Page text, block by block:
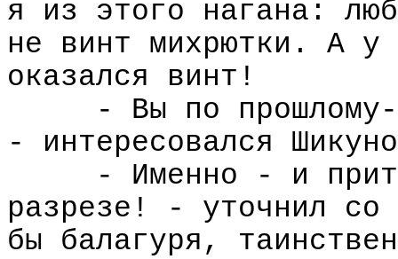
я из этого нагана:
не винт михрютки. А у
оказался винт!
- Вы по
- интересовался
- Именно - и
разрезе! - уточнил со
бы балагуря,